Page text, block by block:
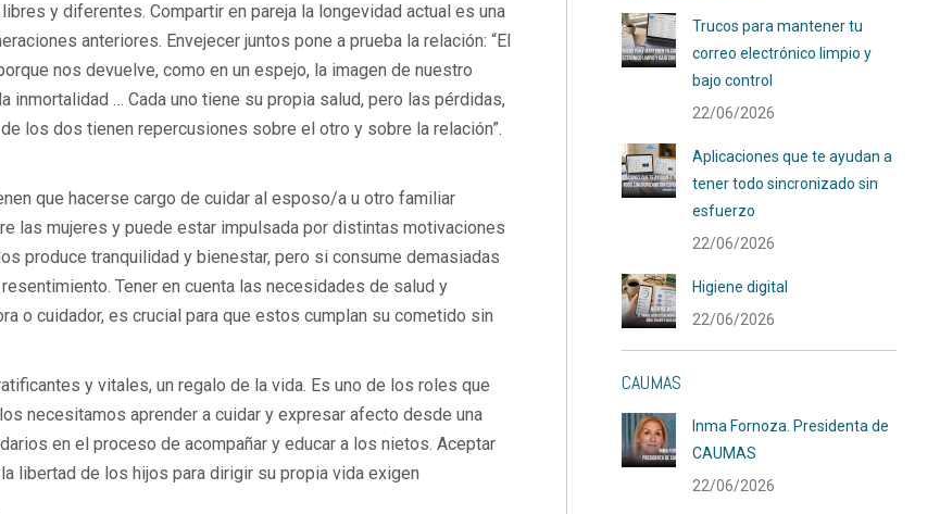
y diferentes. Compartir en pareja la longevidad actual es una
anteriores. Envejecer juntos pone a prueba la relación: “El
nos devuelve, como en un espejo, la imagen de nuestro
… Cada uno tiene su propia salud, pero las pérdidas,
los dos tienen repercusiones sobre el otro y sobre la relación”.
que hacerse cargo de cuidar al esposo/a u otro familiar
las mujeres y puede estar impulsada por distintas motivaciones
produce tranquilidad y bienestar, pero si consume demasiadas
Tener en cuenta las necesidades de salud y
o cuidador, es crucial para que estos cumplan su cometido sin
y vitales, un regalo de la vida. Es uno de los roles que
necesitamos aprender a cuidar y expresar afecto desde una
en el proceso de acompañar y educar a los nietos. Aceptar
libertad de los hijos para dirigir su propia vida exigen
Trucos para mantener tu
correo electrónico limpio y
bajo control
22/06/2026
Aplicaciones que te ayudan a
tener todo sincronizado sin
esfuerzo
22/06/2026
Higiene digital
22/06/2026
CAUMAS
Inma Fornoza. Presidenta de
CAUMAS
22/06/2026